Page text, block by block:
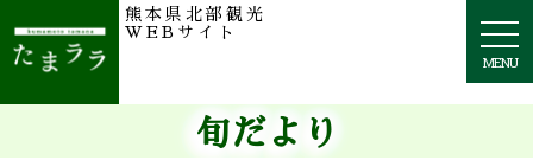
MENU
熊本県北部観光
WEBサイト
旬だより